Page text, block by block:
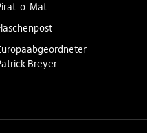
o-Mat
Breyer